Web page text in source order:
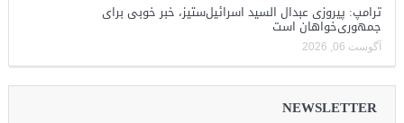
ترامپ: پیروزی عبدال السید اسرائیل‌ستیز، خبر خوبی برای
جمهوری‌خواهان است
آگوست 06, 2026
NEWSLETTER